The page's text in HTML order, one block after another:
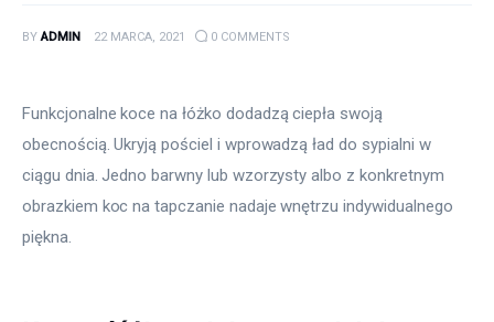
Porady budowlane
BY ADMIN 22 MARCA, 2021 0 COMMENTS
Funkcjonalne koce na łóżko dodadzą ciepła swoją
obecnością. Ukryją pościel i wprowadzą ład do sypialni w
ciągu dnia. Jedno barwny lub wzorzysty albo z konkretnym
obrazkiem koc na tapczanie nadaje wnętrzu indywidualnego
piękna.